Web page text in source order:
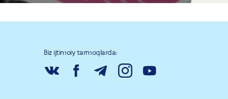
Biz ijtimoiy tarmoqlarda: